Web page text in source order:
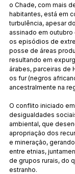
o Chade, com mais
habitantes, está em
turbulência, apesar
assinado em
os episódios de
posse de áreas
resultando em
árabes, parceiras de
os fur (negros
ancestralmente na
O conflito iniciado
desigualdades
ambiental, que
apropriação dos
e mineração,
entre etnias,
de grupos rurais, do
estranho.